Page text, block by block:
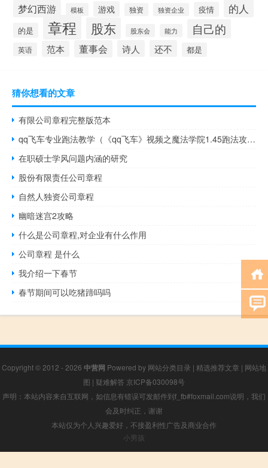
梦幻西游 模板 游戏 独资 独资企业 疫情 的人
的是 章程 股东 股东会 能力 自己的
英语 范本 董事会 诗人 还不 都是
猜你想看的文章
有限公司章程完整版范本
qq飞车专业跑法教学（《qq飞车》视频之魔法学院1.45跑法攻略）
在职硕士学风问题内涵的研究
股份有限责任公司章程
自然人独资公司章程
幽暗迷宫2攻略
什么是公司章程,对企业有什么作用
公司章程 是什么
我介绍一下春节
春节期间可以吃猪蹄吗吗
Copyright © 2012 - 2026 中营网 Powered by 网站分类目录 | 精选推荐文章 | 网站地
图 | 疑难解答 京ICP备030098号
声明：本站内容来自互联网，如信息有错误可发邮件到f_fb#foxmail.com说明，我们
会及时纠正，谢谢
本站仅为个人兴趣爱好，不接盈利性广告及商业合作
小男孩